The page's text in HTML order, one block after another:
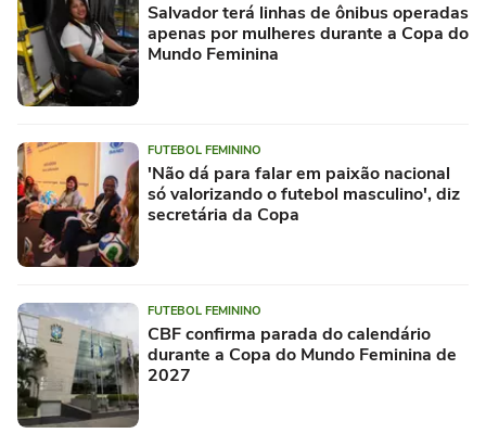
Salvador terá linhas de ônibus operadas
apenas por mulheres durante a Copa do
Mundo Feminina
FUTEBOL FEMININO
'Não dá para falar em paixão nacional
só valorizando o futebol masculino', diz
secretária da Copa
FUTEBOL FEMININO
CBF confirma parada do calendário
durante a Copa do Mundo Feminina de
2027